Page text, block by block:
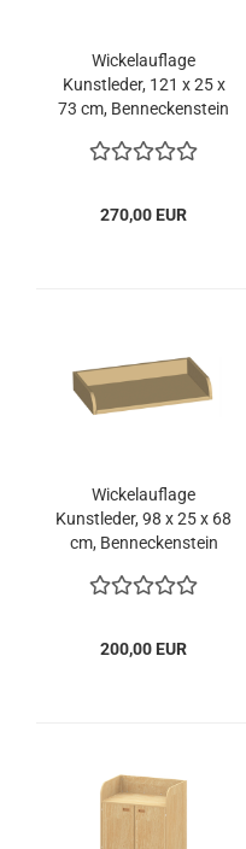
Wickelauflage
Kunstleder, 121 x 25 x
73 cm, Benneckenstein
270,00 EUR
Wickelauflage
Kunstleder, 98 x 25 x 68
cm, Benneckenstein
200,00 EUR